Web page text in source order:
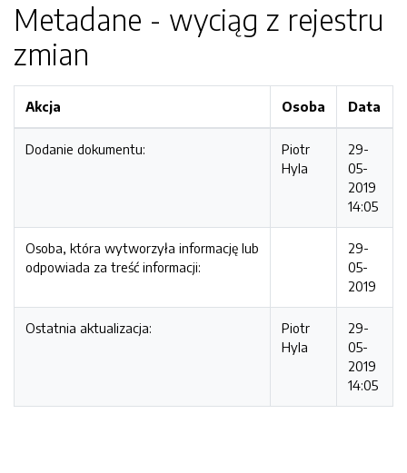
Metadane - wyciąg z rejestru
zmian
Akcja Osoba Data
Dodanie dokumentu:
Piotr
Hyla
29-
05-
2019
14:05
Osoba, która wytworzyła informację lub
odpowiada za treść informacji:
29-
05-
2019
Ostatnia aktualizacja:
Piotr
Hyla
29-
05-
2019
14:05